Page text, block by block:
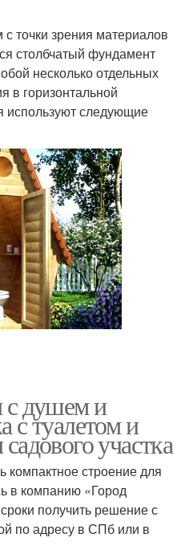
точки зрения материалов
столбчатый фундамент
несколько отдельных
в горизонтальной
используют следующие
с душем и
с туалетом и
участка
компактное строение для
в компанию «Город
получить решение с
по адресу в СПб или в